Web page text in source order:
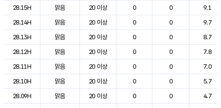
28.15H
맑음 20 이상 0 0
9.1
28.14H
맑음 20 이상 0 0
9.7
28.13H
맑음 20 이상 0 0
8.7
28.12H
맑음 20 이상 0 0
7.8
28.11H
맑음 20 이상 0 0
7.0
28.10H
맑음 20 이상 0 0
5.7
28.09H
맑음 20 이상 0 0
4.7